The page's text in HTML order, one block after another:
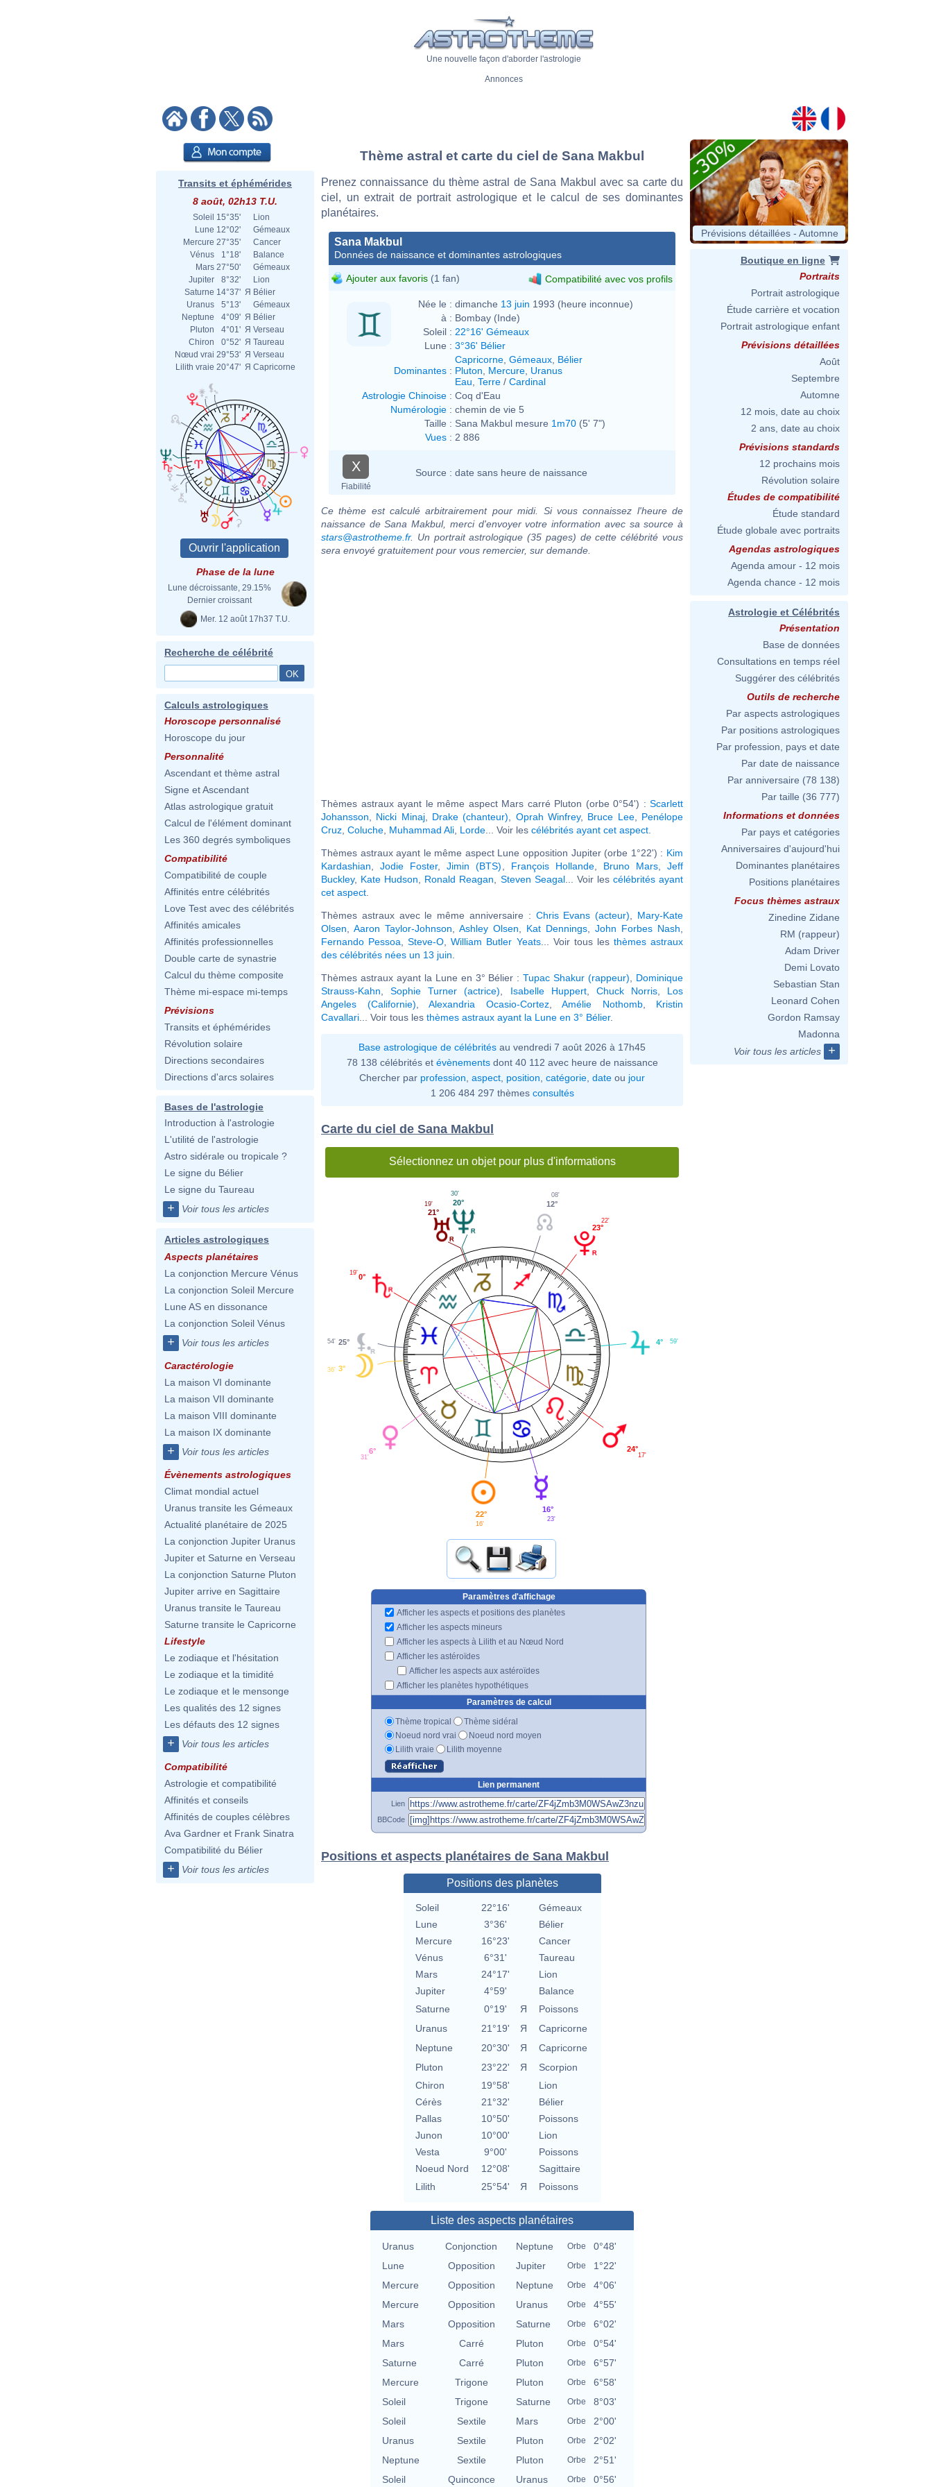
Une nouvelle façon d'aborder l'astrologie
Annonces
Transits et éphémérides
8 août, 02h13 T.U.
Soleil 15°35'
Lion
Lune 12°02'
Gémeaux
Mercure 27°35'
Cancer
Vénus
1°18'
Balance
Mars 27°50'
Gémeaux
Jupiter
8°32'
Lion
Saturne 14°37' Я Bélier
Uranus
5°13'
Gémeaux
Neptune
4°09' Я Bélier
Pluton
4°01' Я Verseau
Chiron
0°52' Я Taureau
Nœud vrai 29°53' Я Verseau
Lilith vraie 20°47' Я Capricorne
Phase de la lune
Lune décroissante, 29.15%
Dernier croissant
Mer. 12 août 17h37 T.U.
Recherche de célébrité
Calculs astrologiques
Horoscope personnalisé
Horoscope du jour
Personnalité
Ascendant et thème astral
Signe et Ascendant
Atlas astrologique gratuit
Calcul de l'élément dominant
Les 360 degrés symboliques
Compatibilité
Compatibilité de couple
Affinités entre célébrités
Love Test avec des célébrités
Affinités amicales
Affinités professionnelles
Double carte de synastrie
Calcul du thème composite
Thème mi-espace mi-temps
Prévisions
Transits et éphémérides
Révolution solaire
Directions secondaires
Directions d'arcs solaires
Bases de l'astrologie
Introduction à l'astrologie
L'utilité de l'astrologie
Astro sidérale ou tropicale ?
Le signe du Bélier
Le signe du Taureau
+ Voir tous les articles
Articles astrologiques
Aspects planétaires
La conjonction Mercure Vénus
La conjonction Soleil Mercure
Lune AS en dissonance
La conjonction Soleil Vénus
+ Voir tous les articles
Caractérologie
La maison VI dominante
La maison VII dominante
La maison VIII dominante
La maison IX dominante
+ Voir tous les articles
Évènements astrologiques
Climat mondial actuel
Uranus transite les Gémeaux
Actualité planétaire de 2025
La conjonction Jupiter Uranus
Jupiter et Saturne en Verseau
La conjonction Saturne Pluton
Jupiter arrive en Sagittaire
Uranus transite le Taureau
Saturne transite le Capricorne
Lifestyle
Le zodiaque et l'hésitation
Le zodiaque et la timidité
Le zodiaque et le mensonge
Les qualités des 12 signes
Les défauts des 12 signes
+ Voir tous les articles
Compatibilité
Astrologie et compatibilité
Affinités et conseils
Affinités de couples célèbres
Ava Gardner et Frank Sinatra
Compatibilité du Bélier
+ Voir tous les articles
Thème astral et carte du ciel de Sana Makbul
Prenez connaissance du thème astral de Sana Makbul avec sa carte du
ciel, un extrait de portrait astrologique et le calcul de ses dominantes
planétaires.
Sana Makbul
Données de naissance et dominantes astrologiques
Ajouter aux favoris (1 fan) Compatibilité avec vos profils
Née le : dimanche 13 juin 1993 (heure inconnue)
à : Bombay (Inde)
Soleil : 22°16' Gémeaux
Lune : 3°36' Bélier
Dominantes :
Capricorne Gémeaux Bélier
Pluton
Mercure Uranus
Eau Terre / Cardinal
Astrologie Chinoise : Coq d'Eau
Numérologie : chemin de vie 5
Taille : Sana Makbul mesure 1m70 (5' 7")
Vues : 2 886
X
Fiabilité
Source : date sans heure de naissance
Ce thème est calculé arbitrairement pour midi. Si vous connaissez l'heure de
naissance de Sana Makbul, merci d'envoyer votre information avec sa source à
stars@astrotheme.fr. Un portrait astrologique (35 pages) de cette célébrité vous
sera envoyé gratuitement pour vous remercier, sur demande.
Thèmes astraux ayant le même aspect Mars carré Pluton (orbe 0°54') : Scarlett
Johansson
Nicki Minaj, Drake (chanteur) Oprah Winfrey, Bruce Lee, Penélope
Cruz Coluche Muhammad Ali Lorde ... Voir les célébrités ayant cet aspect
Thèmes astraux ayant le même aspect Lune opposition Jupiter (orbe 1°22') : Kim
Kardashian ,Jodie Foster,Jimin (BTS) François Hollande, Bruno Mars ,Jeff
Buckley, Kate Hudson Ronald Reagan Steven Seagal... Voir les célébrités ayant
cet aspect
Thèmes astraux avec le même anniversaire : Chris Evans (acteur)
Mary-Kate
Olsen
Aaron Taylor-Johnson Ashley Olsen Kat Dennings John Forbes Nash
Fernando Pessoa ,Steve-O ,William Butler Yeats... Voir tous les thèmes astraux
des célébrités nées un 13 juin
Thèmes astraux ayant la Lune en 3° Bélier :Tupac Shakur (rappeur)
Dominique
Strauss-Kahn ,Sophie Turner (actrice) Isabelle Huppert, Chuck Norris, Los
Angeles (Californie)
Alexandria Ocasio-Cortez, Amélie Nothomb, Kristin
Cavallari ... Voir tous les thèmes astraux ayant la Lune en 3° Bélier.
Base astrologique de célébrités au vendredi 7 août 2026 à 17h45
78 138 célébrités et évènementsdont 40 112 avec heure de naissance
Chercher par profession aspect position catégorie date ou jour
1 206 484 297 thèmes consultés
Carte du ciel de Sana Makbul
Sélectionnez un objet pour plus d'informations
4° 59'
23°
22'
12°
08'
20°
30'
21°
19'
0°
19'
25°
54'
3°
36'
6°
31'
22°
16'
16°
23'
24°
17'
Paramètres d'affichage
Afficher les aspects et positions des planètes
Afficher les aspects mineurs
Afficher les aspects à Lilith et au Nœud Nord
Afficher les astéroïdes
Afficher les aspects aux astéroïdes
Afficher les planètes hypothétiques
Paramètres de calcul
Thème tropical
Thème sidéral
Noeud nord vrai
Noeud nord moyen
Lilith vraie
Lilith moyenne
Lien permanent
Lien
BBCode
Positions et aspects planétaires de Sana Makbul
Positions des planètes
Soleil 22°16'
Gémeaux
Lune
3°36'
Bélier
Mercure
16°23'
Cancer
Vénus
6°31'
Taureau
Mars
24°17'
Lion
Jupiter
4°59'
Balance
Saturne
0°19' Я
Poissons
Uranus
21°19' Я
Capricorne
Neptune
20°30' Я
Capricorne
Pluton
23°22' Я
Scorpion
Chiron
19°58'
Lion
Cérès
21°32'
Bélier
Pallas
10°50'
Poissons
Junon
10°00'
Lion
Vesta
9°00'
Poissons
Noeud Nord
12°08'
Sagittaire
Lilith
25°54' Я Poissons
Liste des aspects planétaires
Uranus Conjonction Neptune Orbe
0°48'
Lune
Opposition Jupiter Orbe
1°22'
Mercure
Opposition Neptune Orbe
4°06'
Mercure
Opposition Uranus Orbe
4°55'
Mars
Opposition Saturne Orbe
6°02'
Mars
Carré Pluton Orbe
0°54'
Saturne
Carré Pluton Orbe
6°57'
Mercure
Trigone Pluton Orbe
6°58'
Soleil
Trigone Saturne Orbe
8°03'
Soleil
Sextile Mars Orbe
2°00'
Uranus
Sextile Pluton Orbe
2°02'
Neptune
Sextile Pluton Orbe
2°51'
Soleil
Quinconce Uranus Orbe 0°56'
Prévisions détaillées - Automne
Boutique en ligne
Portraits
Portrait astrologique
Étude carrière et vocation
Portrait astrologique enfant
Prévisions détaillées
Août
Septembre
Automne
12 mois, date au choix
2 ans, date au choix
Prévisions standards
12 prochains mois
Révolution solaire
Études de compatibilité
Étude standard
Étude globale avec portraits
Agendas astrologiques
Agenda amour - 12 mois
Agenda chance - 12 mois
Astrologie et Célébrités
Présentation
Base de données
Consultations en temps réel
Suggérer des célébrités
Outils de recherche
Par aspects astrologiques
Par positions astrologiques
Par profession, pays et date
Par date de naissance
Par anniversaire (78 138)
Par taille (36 777)
Informations et données
Par pays et catégories
Anniversaires d'aujourd'hui
Dominantes planétaires
Positions planétaires
Focus thèmes astraux
Zinedine Zidane
RM (rappeur)
Adam Driver
Demi Lovato
Sebastian Stan
Leonard Cohen
Gordon Ramsay
Madonna
Voir tous les articles
+